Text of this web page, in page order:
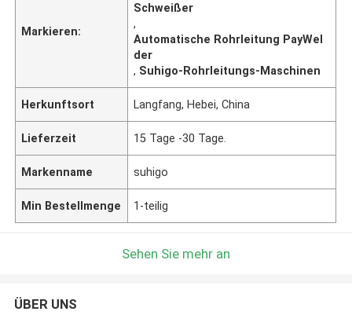
Markieren:
Schweißer
,
Automatische Rohrleitung PayWel
der
, Suhigo-Rohrleitungs-Maschinen
Herkunftsort Langfang, Hebei, China
Lieferzeit 15 Tage -30 Tage.
Markenname suhigo
Min Bestellmenge 1-teilig
Sehen Sie mehr an
ÜBER UNS